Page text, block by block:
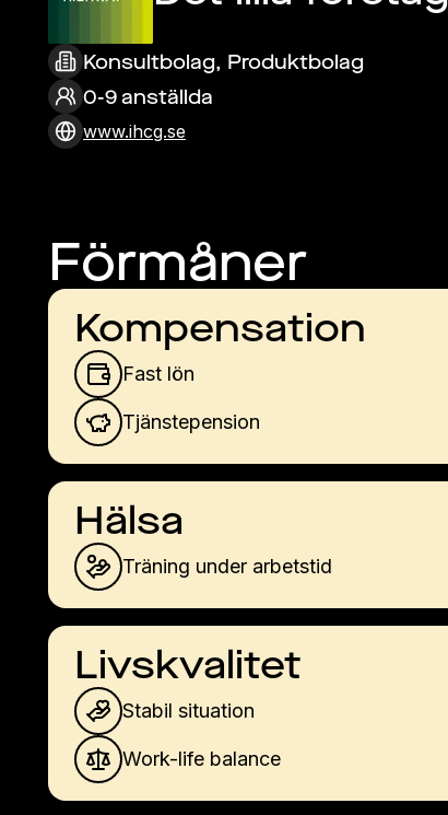
Konsultbolag, Produktbolag
0-9 anställda
www.ihcg.se
Förmåner
Kompensation
Fast lön
Tjänstepension
Hälsa
Träning under arbetstid
Livskvalitet
Stabil situation
Work-life balance